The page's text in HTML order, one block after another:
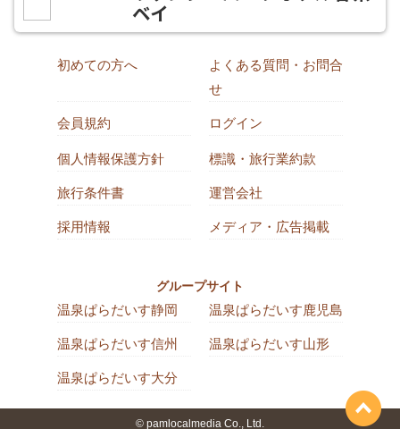
ベイ
初めての方へ
よくある質問・お問合
せ
会員規約 ログイン
個人情報保護方針 標識・旅行業約款
旅行条件書 運営会社
採用情報 メディア・広告掲載
グループサイト
温泉ぱらだいす静岡 温泉ぱらだいす鹿児島
温泉ぱらだいす信州 温泉ぱらだいす山形
温泉ぱらだいす大分
© pamlocalmedia Co., Ltd.